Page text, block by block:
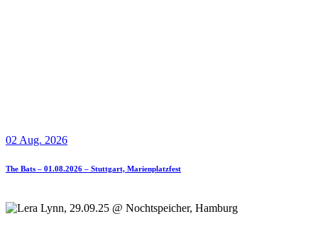
02 Aug. 2026
The Bats – 01.08.2026 – Stuttgart, Marienplatzfest